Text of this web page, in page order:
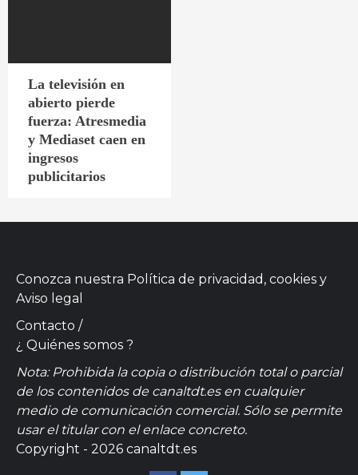
La televisión en
abierto pierde
fuerza: Atresmedia
y Mediaset caen en
ingresos
publicitarios
Conozca nuestra Política de privacidad, cookies y
Aviso legal
Contacto /
¿ Quiénes somos ?
Nota: Prohibida la copia o distribución total o parcial
de los contenidos de canaltdt.es en cualquier
medio de comunicación comercial. Sólo se permite
usar el titular con el enlace concreto.
Copyright - 2026 canaltdt.es